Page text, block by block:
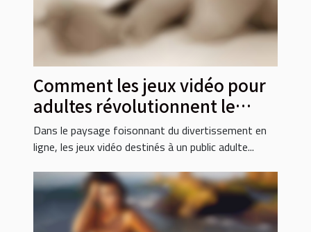
Comment les jeux vidéo pour
adultes révolutionnent le
divertissement en ligne
Dans le paysage foisonnant du divertissement en
ligne, les jeux vidéo destinés à un public adulte...